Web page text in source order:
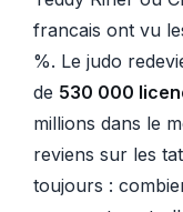
francais ont vu
%. Le judo
de 530 000
millions dans le
reviens sur les
toujours :